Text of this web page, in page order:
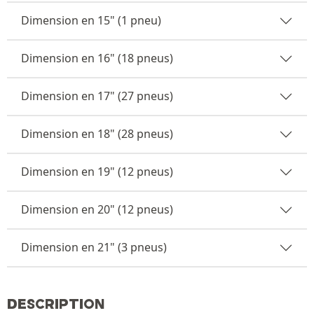
Dimension en 15" (1 pneu)
Dimension en 16" (18 pneus)
Dimension en 17" (27 pneus)
Dimension en 18" (28 pneus)
Dimension en 19" (12 pneus)
Dimension en 20" (12 pneus)
Dimension en 21" (3 pneus)
DESCRIPTION